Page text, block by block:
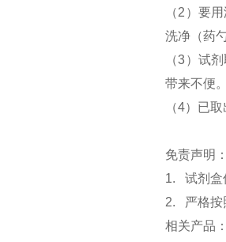
（2）要
洗净（药
（3）试
带来不便
（4）已
免责声明
1. 试剂盒
2. 严格按
相关产品